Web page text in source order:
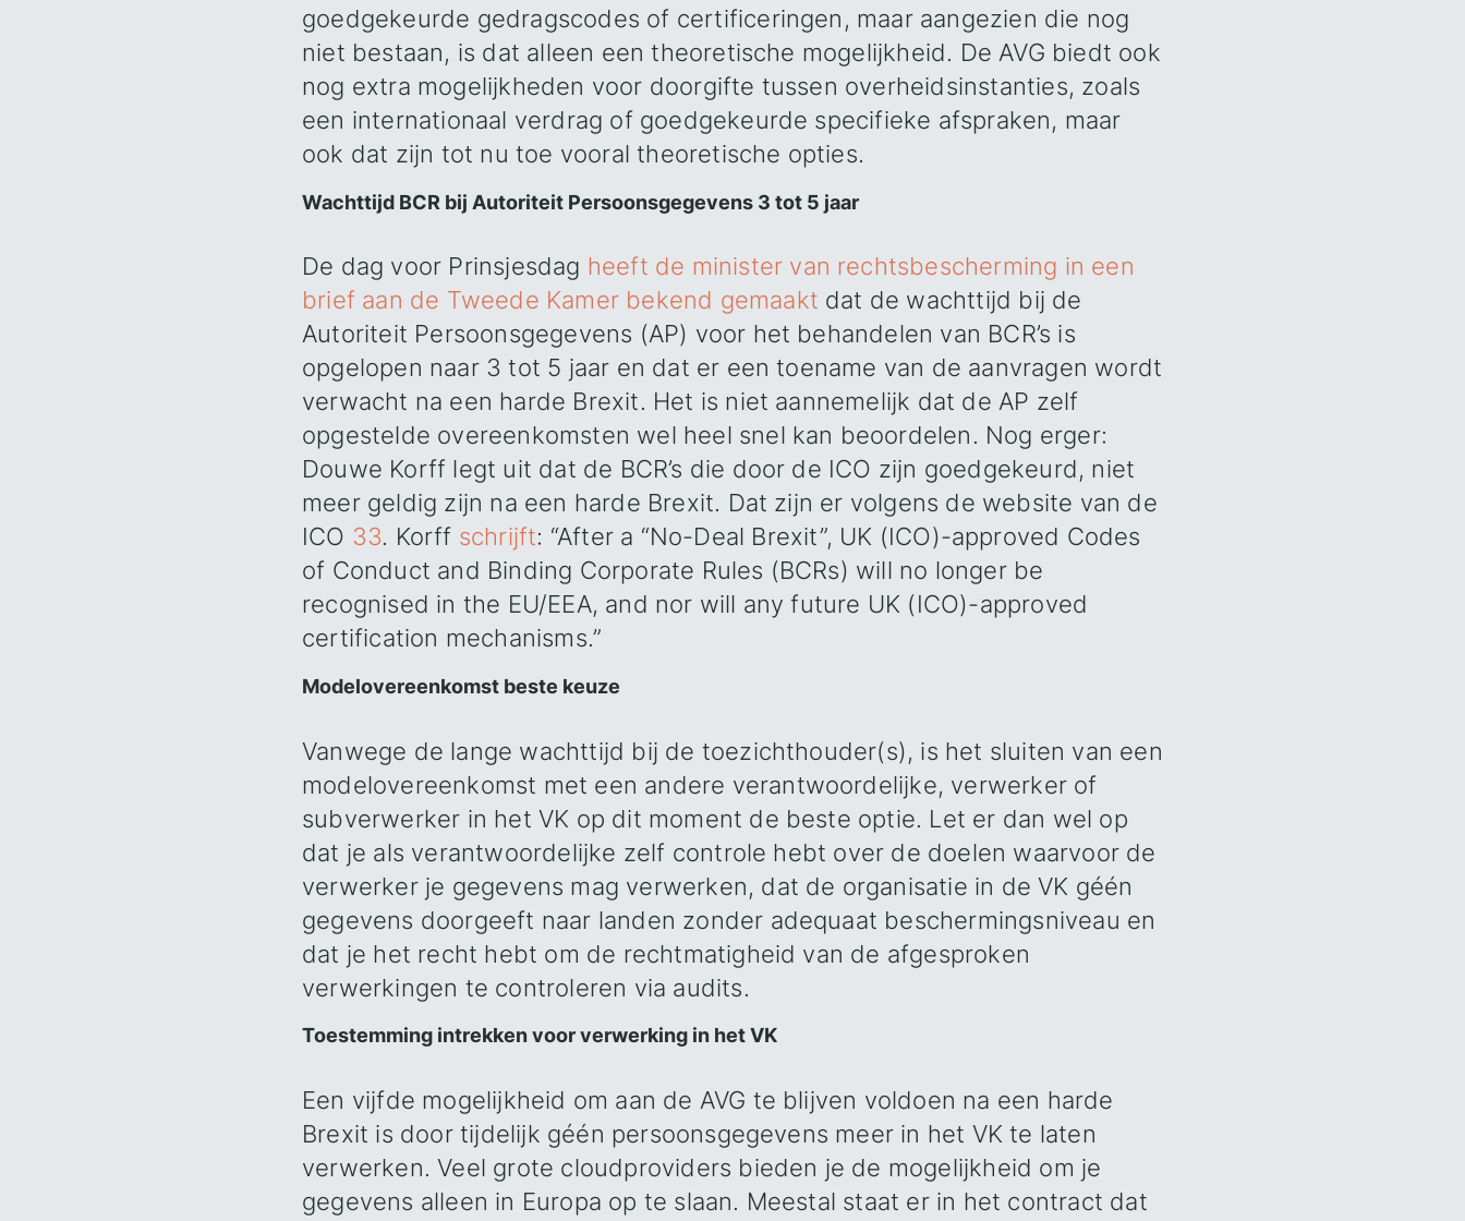
goedgekeurde gedragscodes of certificeringen, maar aangezien die nog
niet bestaan, is dat alleen een theoretische mogelijkheid. De AVG biedt ook
nog extra mogelijkheden voor doorgifte tussen overheidsinstanties, zoals
een internationaal verdrag of goedgekeurde specifieke afspraken, maar
ook dat zijn tot nu toe vooral theoretische opties.
Wachttijd BCR bij Autoriteit Persoonsgegevens 3 tot 5 jaar
De dag voor Prinsjesdag heeft de minister van rechtsbescherming in een
brief aan de Tweede Kamer bekend gemaakt dat de wachttijd bij de
Autoriteit Persoonsgegevens (AP) voor het behandelen van BCR’s is
opgelopen naar 3 tot 5 jaar en dat er een toename van de aanvragen wordt
verwacht na een harde Brexit. Het is niet aannemelijk dat de AP zelf
opgestelde overeenkomsten wel heel snel kan beoordelen. Nog erger:
Douwe Korff legt uit dat de BCR’s die door de ICO zijn goedgekeurd, niet
meer geldig zijn na een harde Brexit. Dat zijn er volgens de website van de
ICO 33. Korff schrijft: “After a “No-Deal Brexit”, UK (ICO)-approved Codes
of Conduct and Binding Corporate Rules (BCRs) will no longer be
recognised in the EU/EEA, and nor will any future UK (ICO)-approved
certification mechanisms.”
Modelovereenkomst beste keuze
Vanwege de lange wachttijd bij de toezichthouder(s), is het sluiten van een
modelovereenkomst met een andere verantwoordelijke, verwerker of
subverwerker in het VK op dit moment de beste optie. Let er dan wel op
dat je als verantwoordelijke zelf controle hebt over de doelen waarvoor de
verwerker je gegevens mag verwerken, dat de organisatie in de VK géén
gegevens doorgeeft naar landen zonder adequaat beschermingsniveau en
dat je het recht hebt om de rechtmatigheid van de afgesproken
verwerkingen te controleren via audits.
Toestemming intrekken voor verwerking in het VK
Een vijfde mogelijkheid om aan de AVG te blijven voldoen na een harde
Brexit is door tijdelijk géén persoonsgegevens meer in het VK te laten
verwerken. Veel grote cloudproviders bieden je de mogelijkheid om je
gegevens alleen in Europa op te slaan. Meestal staat er in het contract dat